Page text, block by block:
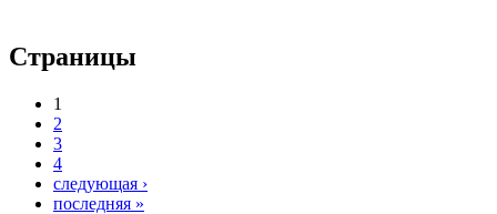
Страницы
1
2
3
4
следующая ›
последняя »